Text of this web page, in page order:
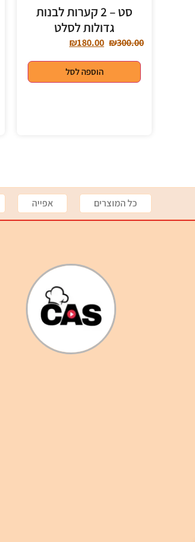
סט – 2 קערות לבנות
גדולות לסלט
₪300.00
₪180.00
הוספה לסל
כל המוצרים אפייה